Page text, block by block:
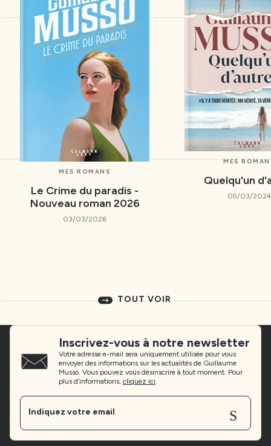
MES ROMANS
Le Crime du paradis -
Nouveau roman 2026
03/03/2026
MES
Quelqu'un
05/03/2024
TOUT VOIR
Inscrivez-vous à notre newsletter
Votre adresse e-mail sera uniquement utilisée pour vous
envoyer des informations sur les actualités de Guillaume
Musso. Vous pouvez vous désinscrire à tout moment. Pour
plus d’informations, cliquez ici.
Indiquez votre email